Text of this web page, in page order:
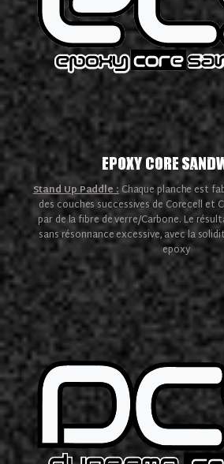
Epoxy Core
Stand Up Paddle :Chaque planche est
des couches successives de Corecell et
par de la fibre de verre/Carbone. Le
sans résonnance excessive, avec la
epoxy